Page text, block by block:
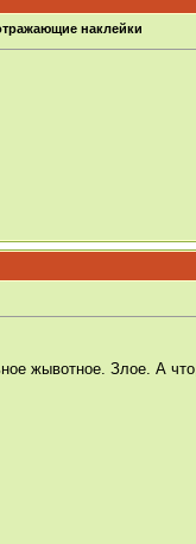
наклейки
жывотное. Злое. А